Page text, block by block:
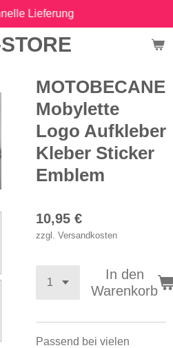
Lieferung
MOTOBECANE
Mobylette
Logo Aufkleber
Kleber Sticker
Emblem
10,95 €
zzgl. Versandkosten
In den
Warenkorb
Passend bei vielen